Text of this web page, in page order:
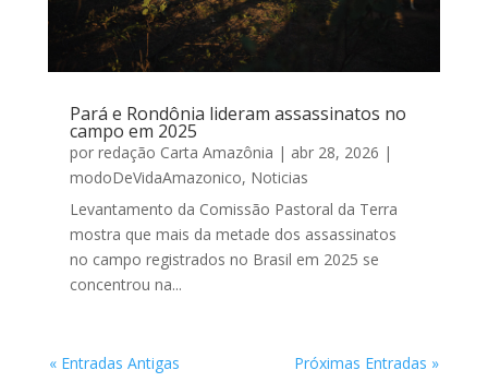
Pará e Rondônia lideram assassinatos no
campo em 2025
por redação Carta Amazônia | abr 28, 2026 |
modoDeVidaAmazonico, Noticias
Levantamento da Comissão Pastoral da Terra
mostra que mais da metade dos assassinatos
no campo registrados no Brasil em 2025 se
concentrou na...
« Entradas Antigas Próximas Entradas »